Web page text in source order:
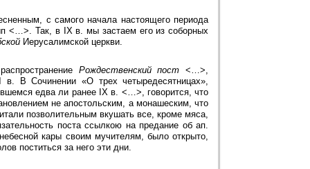
с самого начала настоящего периода
<…>. Так, в IX в. мы застаем его из соборных
Иерусалимской церкви.
Рождественский пост<…>,
В Сочинении «О трех четыредесятницах»,
едва ли ранее IX в. <…>, говорится, что
не апостольским, а монашеским, что
позволительным вкушать все, кроме мяса,
поста ссылкою на предание об ап.
кары своим мучителям, было открыто,
поститься за него эти дни.